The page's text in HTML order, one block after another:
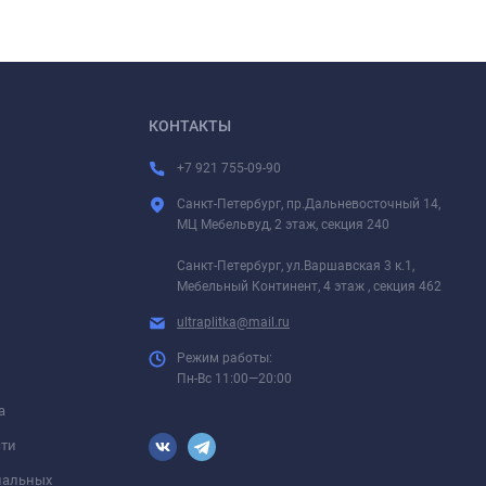
КОНТАКТЫ
+7 921 755-09-90
Санкт-Петербург, пр.Дальневосточный 14,
МЦ Мебельвуд, 2 этаж, секция 240
Санкт-Петербург, ул.Варшавская 3 к.1,
Мебельный Континент, 4 этаж , секция 462
ultraplitka@mail.ru
Режим работы:
Пн-Вс 11:00—20:00